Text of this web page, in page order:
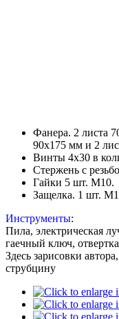
Фанера. 2 листа
90x175 мм и 2
Винты 4x30 в
Стержень с
Гайки 5 шт. М10.
Защелка. 1 шт.
Инструменты:
Пила, электрическая
гаечный ключ,
Здесь зарисовки
струбцину